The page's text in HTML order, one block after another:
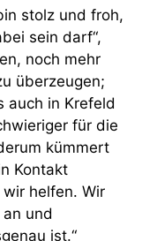
stolz und froh,
sein darf“,
noch mehr
überzeugen;
auch in Krefeld
für die
kümmert
Kontakt
helfen. Wir
und
ist.“